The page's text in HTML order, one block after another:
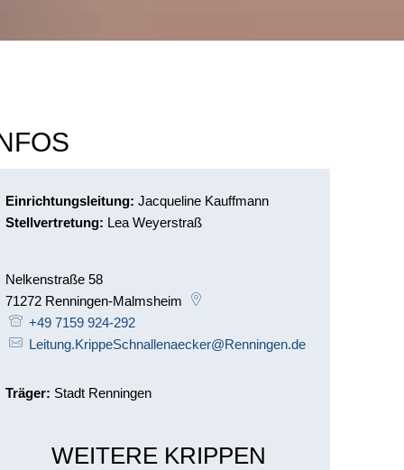
Einrichtungsleitung: Jacqueline Kauffmann
Stellvertretung: Lea Weyerstraß
Nelkenstraße 58
71272 Renningen-Malmsheim
+49 7159 924-292
Leitung.KrippeSchnallenaecker@Renningen.de
Träger: Stadt Renningen
WEITERE KRIPPEN